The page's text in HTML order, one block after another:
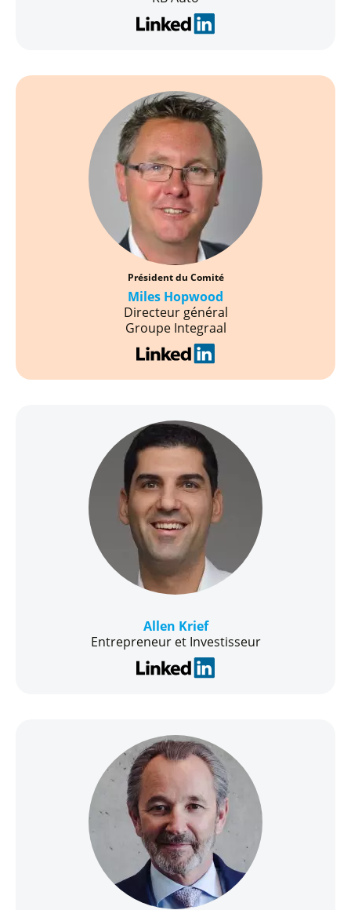
Président du Comité
Miles Hopwood
Directeur général
Groupe Integraal
Allen Krief
Entrepreneur et Investisseur